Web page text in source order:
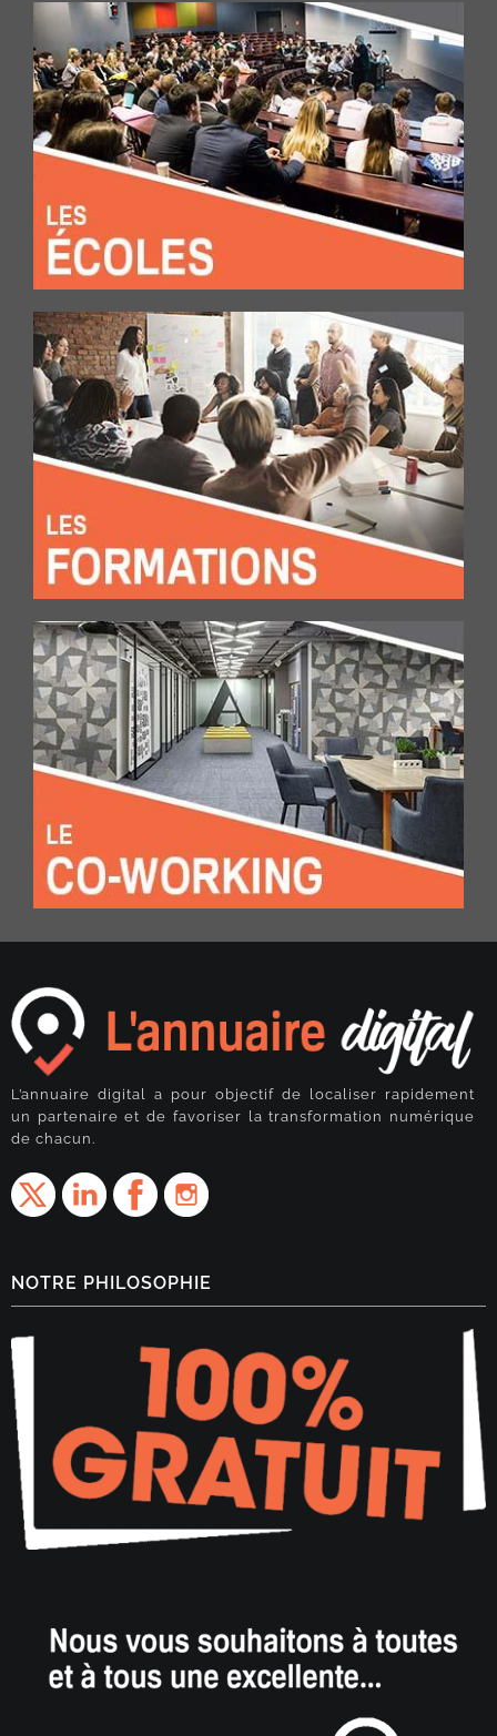
L’annuaire digital a pour objectif de localiser rapidement
un partenaire et de favoriser la transformation numérique
de chacun.
NOTRE PHILOSOPHIE